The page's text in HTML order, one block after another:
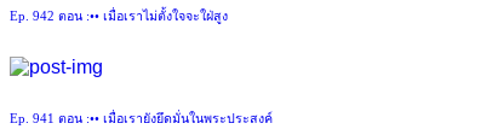
Ep. 942 ตอน :•• เมื่อเราไม่ตั้งใจจะใฝ่สูง
Ep. 941 ตอน :•• เมื่อเรายังยึดมั่นในพระประสงค์